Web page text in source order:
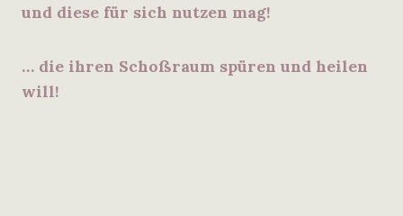
und diese für sich nutzen mag!
… die ihren Schoßraum spüren und heilen
will!